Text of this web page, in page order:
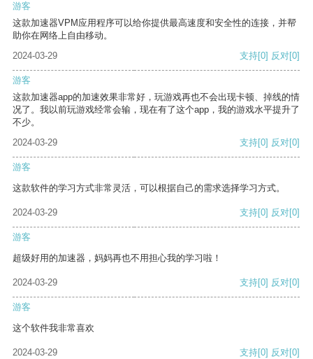
游客
这款加速器VPM应用程序可以给你提供最高速度和安全性的连接，并帮
助你在网络上自由移动。
2024-03-29
支持[0] 反对[0]
游客
这款加速器app的加速效果非常好，玩游戏再也不会出现卡顿、掉线的情
况了。我以前玩游戏经常会输，现在有了这个app，我的游戏水平提升了
不少。
2024-03-29
支持[0] 反对[0]
游客
这款软件的学习方式非常灵活，可以根据自己的需求选择学习方式。
2024-03-29 支持[0] 反对[0]
游客
超级好用的加速器，妈妈再也不用担心我的学习啦！
2024-03-29 支持[0] 反对[0]
游客
这个软件我非常喜欢
2024-03-29 支持[0] 反对[0]